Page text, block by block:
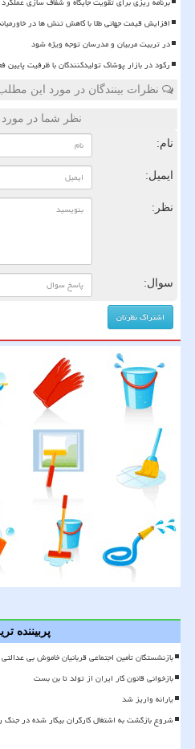
افزایش قیمت جهانی طلا با کاهش تنش ها در
در تربیت مربیان و مدرسان توجه ویژه شود
رکود در بازار پوشاک تولیدکنندگان با ظرفیت پایین
نظرات بینندگان در مورد این
نظر شما در
نام:
ایمیل:
نظر:
سوال:
پربیننده
بازنشستگان تأمین اجتماعی قربانیان خاموش بی
بازخوانی قانون کار ایران از تولد تا بن بست
یارانه واریز شد
شروع بازگشت به اشتغال کارگران بیکار شده در جنگ